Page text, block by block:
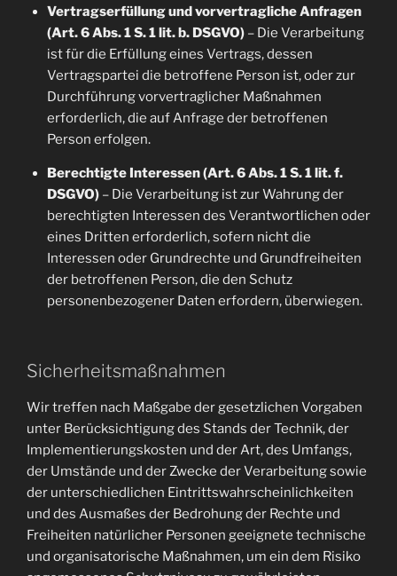
Vertragserfüllung und vorvertragliche Anfragen
(Art. 6 Abs. 1 S. 1 lit. b. DSGVO)– Die Verarbeitung
ist für die Erfüllung eines Vertrags, dessen
Vertragspartei die betroffene Person ist, oder zur
Durchführung vorvertraglicher Maßnahmen
erforderlich, die auf Anfrage der betroffenen
Person erfolgen.
Berechtigte Interessen (Art. 6 Abs. 1 S. 1 lit. f.
DSGVO)– Die Verarbeitung ist zur Wahrung der
berechtigten Interessen des Verantwortlichen oder
eines Dritten erforderlich, sofern nicht die
Interessen oder Grundrechte und Grundfreiheiten
der betroffenen Person, die den Schutz
personenbezogener Daten erfordern, überwiegen.
Sicherheitsmaßnahmen
Wir treffen nach Maßgabe der gesetzlichen Vorgaben
unter Berücksichtigung des Stands der Technik, der
Implementierungskosten und der Art, des Umfangs,
der Umstände und der Zwecke der Verarbeitung sowie
der unterschiedlichen Eintrittswahrscheinlichkeiten
und des Ausmaßes der Bedrohung der Rechte und
Freiheiten natürlicher Personen geeignete technische
und organisatorische Maßnahmen, um ein dem Risiko